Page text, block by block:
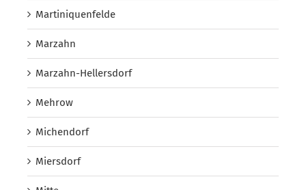
Martiniquenfelde
Marzahn
Marzahn-Hellersdorf
Mehrow
Michendorf
Miersdorf